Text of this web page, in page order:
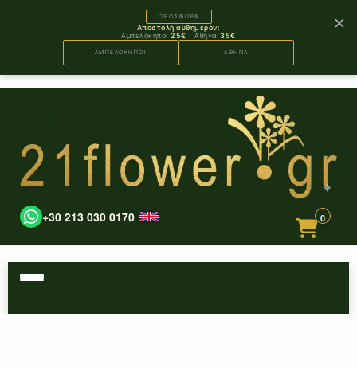
+30 213 030 0170 0
ΠΡΟΣΦΟΡΑ
Αποστολή αυθημερόν:
Αμπελόκηποι25€ | Αθήνα35€
ΑΜΠΕΛΟΚΗΠΟΙ ΑΘΗΝΑ
×